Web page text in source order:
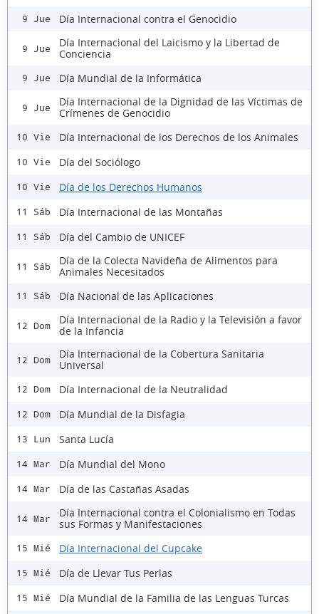
9 Jue Día Internacional contra el Genocidio
9 Jue
Día Internacional del Laicismo y la Libertad de
Conciencia
9 Jue Día Mundial de la Informática
9 Jue
Día Internacional de la Dignidad de las Víctimas de
Crímenes de Genocidio
10 Vie Día Internacional de los Derechos de los Animales
10 Vie Día del Sociólogo
10 Vie Día de los Derechos Humanos
11 Sáb Día Internacional de las Montañas
11 Sáb Día del Cambio de UNICEF
11 Sáb
Día de la Colecta Navideña de Alimentos para
Animales Necesitados
11 Sáb Día Nacional de las Aplicaciones
12 Dom
Día Internacional de la Radio y la Televisión a favor
de la Infancia
12 Dom
Día Internacional de la Cobertura Sanitaria
Universal
12 Dom Día Internacional de la Neutralidad
12 Dom Día Mundial de la Disfagia
13 Lun Santa Lucía
14 Mar Día Mundial del Mono
14 Mar Día de las Castañas Asadas
14 Mar
Día Internacional contra el Colonialismo en Todas
sus Formas y Manifestaciones
15 Mié Día Internacional del Cupcake
15 Mié Día de Llevar Tus Perlas
15 Mié Día Mundial de la Familia de las Lenguas Turcas